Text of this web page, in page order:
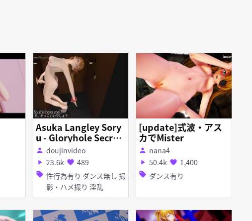
Asuka Langley Sory
u - Gloryhole Secret
s - part 4 short versi
on
person doujinvideo
play_arrow 23.6k favorite 489
sell 性行為有り ダンス無し 撮
影・ハメ撮り 淫乱
[update]式波・アス
カでMister
person nana4
play_arrow 50.4k favorite 1,400
sell ダンス有り